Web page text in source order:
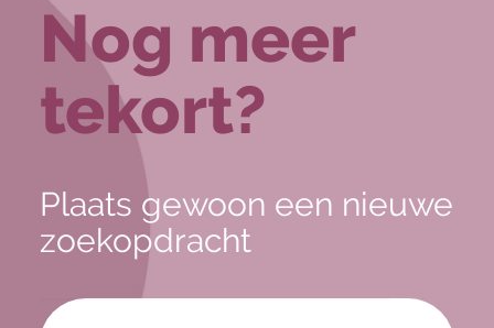
Nog meer
tekort?
Plaats gewoon een nieuwe
zoekopdracht